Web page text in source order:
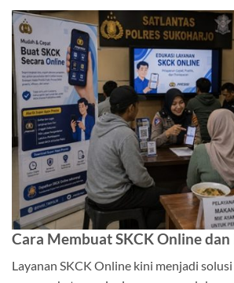
Cara Membuat SKCK Online dan
Layanan SKCK Online kini menjadi